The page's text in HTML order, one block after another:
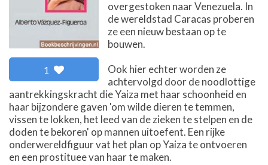
1
overgestoken naar Venezuela. In
de wereldstad Caracas proberen
ze een nieuw bestaan op te
bouwen.
Ook hier echter worden ze
achtervolgd door de noodlottige
aantrekkingskracht die Yaiza met haar schoonheid en
haar bijzondere gaven 'om wilde dieren te temmen,
vissen te lokken, het leed van de zieken te stelpen en de
doden te bekoren' op mannen uitoefent. Een rijke
onderwereldfiguur vat het plan op Yaiza te ontvoeren
en een prostituee van haar te maken.